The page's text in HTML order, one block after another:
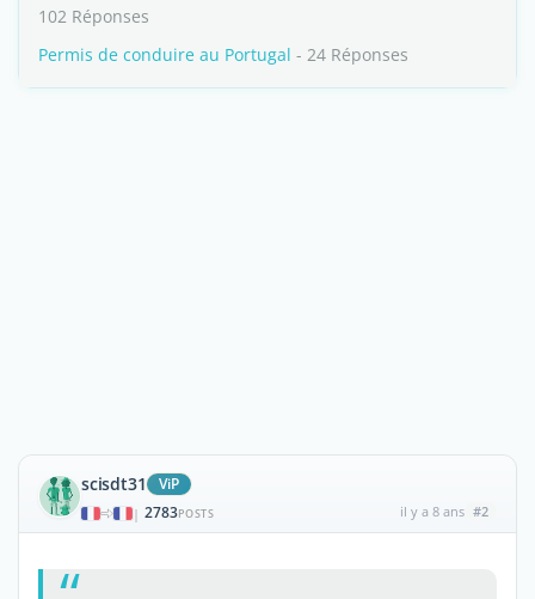
102 Réponses
Permis de conduire au Portugal - 24 Réponses
scisdt31 ViP
| 2783POSTS il y a 8 ans #2